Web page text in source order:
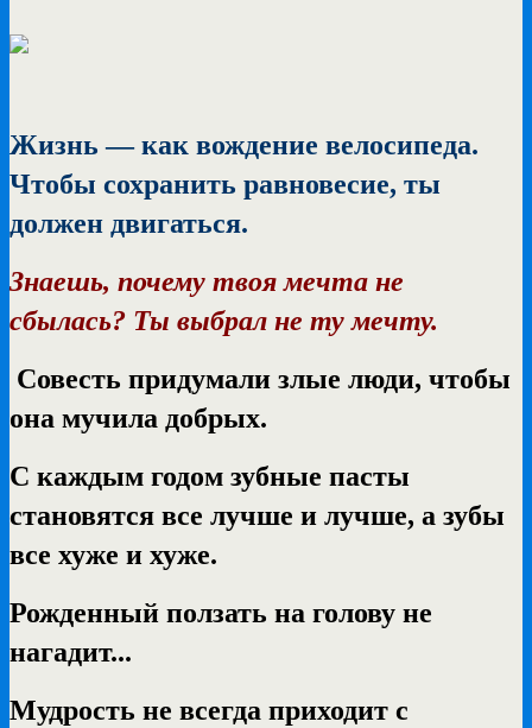
Жизнь — как вождение велосипеда.
Чтобы сохранить равновесие, ты
должен двигаться.
Знаешь, почему твоя мечта не
сбылась? Ты выбрал не ту мечту.
Совесть придумали злые люди, чтобы
она мучила добрых.
С каждым годом зубные пасты
становятся все лучше и лучше, а зубы
все хуже и хуже.
Рожденный ползать на голову не
нагадит...
Мудрость не всегда приходит с